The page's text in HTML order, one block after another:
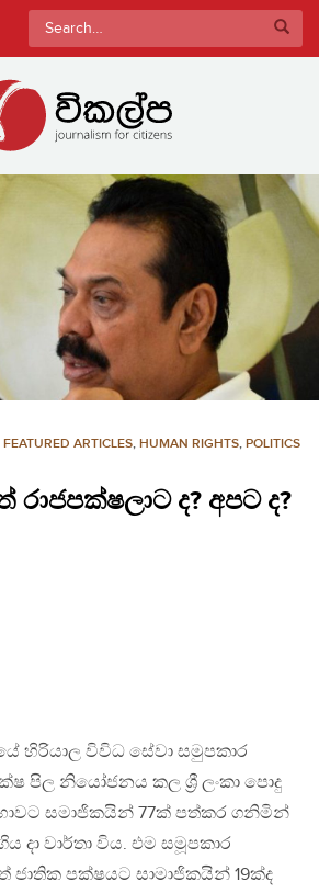
Search
for:
FEATURED ARTICLES, HUMAN RIGHTS, POLITICS
රාජපක්ෂලාට ද? අපට ද?
හිරියාල විවිධ සේවා සමුපකාර
පිල නියෝජනය කල ශ්‍රී ලංකා පොදු
සමාජිකයින් 77ක් පත්කර ගනිමින්
දා වාර්තා විය. එම සමූපකාර
ජාතික පක්ෂයට සාමාජිකයින් 19ක්ද